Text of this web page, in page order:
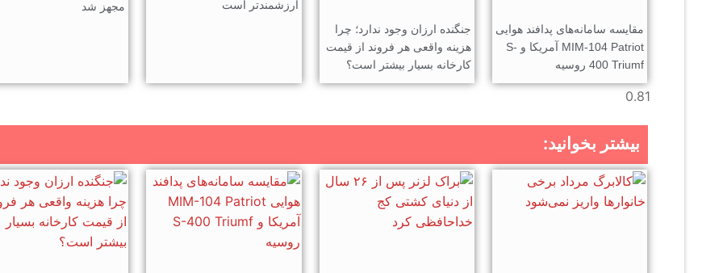
مقایسه سامانه‌های پدافند هوایی
MIM-104 Patriot آمریکا و S-
400 Triumf روسیه
جنگنده ارزان وجود ندارد؛ چرا
هزینه واقعی هر فروند از قیمت
کارخانه بسیار بیشتر است؟
ارزشمندتر است
مجهز شد
بیشتر بخوانید: